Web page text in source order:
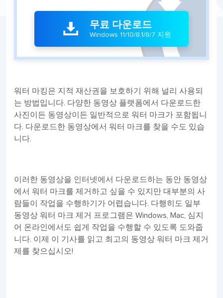
 무료 다운로드
Windows 11/10/8.1/8/7 지원
워터 마킹은 지적 재산권을 보호하기 위해 널리 사용되
는 방법입니다. 다양한 동영상 플랫폼에서 다운로드한
사진이든 동영상이든 일반적으로 워터 마크가 포함됩니
다. 다운로드한 동영상에서 워터 마크를 찾을 수도 있습
니다.
이러한 동영상을 인터넷에서 다운로드하는 동안 동영상
에서 워터 마크를 제거하고 싶을 수 있지만 대부분의 사
람들이 작업을 수행하기가 어렵습니다. 다행히도 일부
동영상 워터 마크 제거 프로그램은 Windows, Mac, 심지
어 온라인에서도 쉽게 작업을 수행할 수 있도록 도와줍
니다. 이제 이 기사를 읽고 최고의 동영상 워터 마크 제거
제를 찾으십시오!